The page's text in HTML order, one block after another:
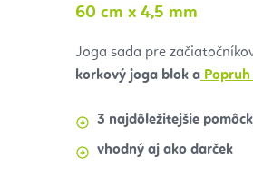
60 cm x 4,5 mm
Joga sada pre
korkový joga blok a
3 najdôležitejšie
vhodný aj ako darček